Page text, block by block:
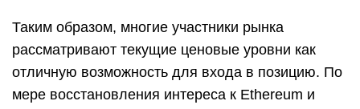
Таким образом, многие участники рынка
рассматривают текущие ценовые уровни как
отличную возможность для входа в позицию. По
мере восстановления интереса к Ethereum и